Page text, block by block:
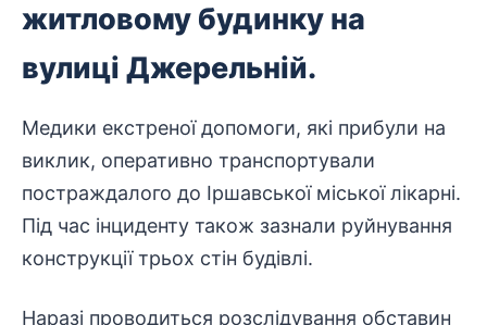
житловому будинку на
вулиці Джерельній.
Медики екстреної допомоги, які прибули на
виклик, оперативно транспортували
постраждалого до Іршавської міської лікарні.
Під час інциденту також зазнали руйнування
конструкції трьох стін будівлі.
Наразі проводиться розслідування обставин